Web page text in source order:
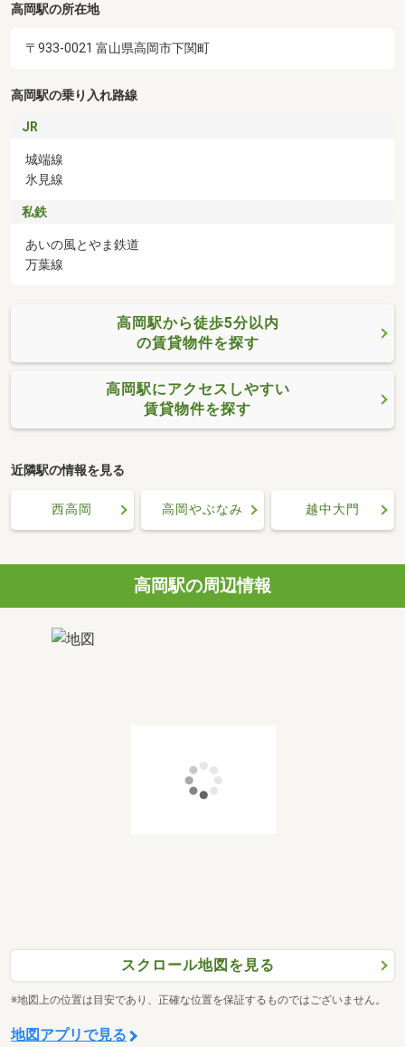
高岡駅の所在地
〒933-0021 富山県高岡市下関町
高岡駅の乗り入れ路線
JR
城端線
氷見線
私鉄
あいの風とやま鉄道
万葉線
高岡駅から徒歩5分以内
の賃貸物件を探す
高岡駅にアクセスしやすい
賃貸物件を探す
近隣駅の情報を見る
西高岡 高岡やぶなみ 越中大門
高岡駅の周辺情報
スクロール地図を見る
※地図上の位置は目安であり、正確な位置を保証するものではございません。
地図アプリで見る